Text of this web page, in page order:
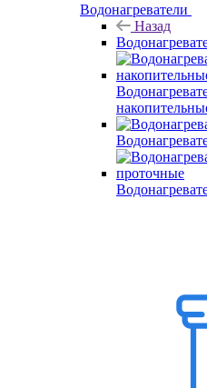
Водонагреватели
Назад